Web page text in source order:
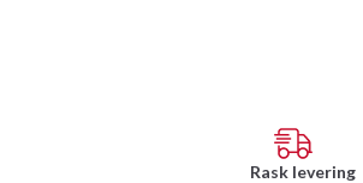
Rask levering